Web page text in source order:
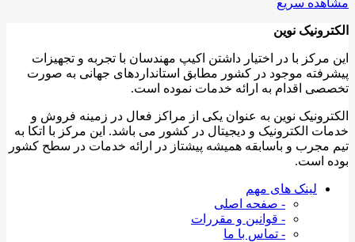
مشاهده سریع
الکترونیک نوین
این مرکز با در اختیار داشتن اکیپ مهندسان با تجربه و تجهیزات
پیشرفته موجود در کشور مطابق استانداردهای جهانی به صورت
تخصصی اقدام به ارائه خدمات نموده است.
الکترونیک نوین به عنوان یکی از مراکز فعال در زمینه فروش و
خدمات الکترونیک و دیجیتال در کشور می باشد. این مرکز با اتکا به
تیم مجرب و باسابقه همیشه پیشتاز در ارائه خدمات در سطح کشور
بوده است.
لینک های مهم
- صفحه اصلی
- قوانین و مقررات
- تماس با ما